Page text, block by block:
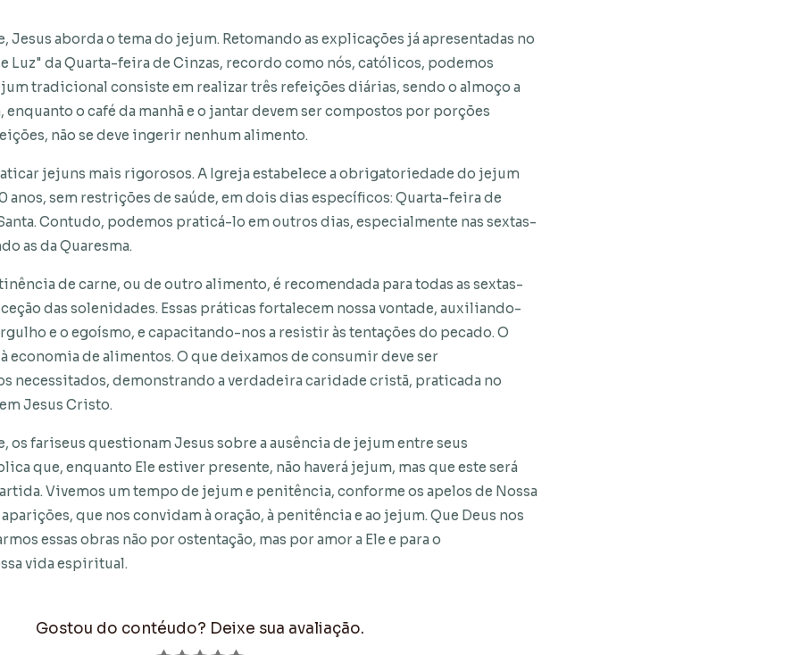
Jesus aborda o tema do jejum. Retomando as explicações já apresentadas no
Luz" da Quarta-feira de Cinzas, recordo como nós, católicos, podemos
tradicional consiste em realizar três refeições diárias, sendo o almoço a
o café da manhã e o jantar devem ser compostos por porções
não se deve ingerir nenhum alimento.
jejuns mais rigorosos. A Igreja estabelece a obrigatoriedade do jejum
anos, sem restrições de saúde, em dois dias específicos: Quarta-feira de
Contudo, podemos praticá-lo em outros dias, especialmente nas sextas-
as da Quaresma.
de carne, ou de outro alimento, é recomendada para todas as sextas-
das solenidades. Essas práticas fortalecem nossa vontade, auxiliando-
e o egoísmo, e capacitando-nos a resistir às tentações do pecado. O
economia de alimentos. O que deixamos de consumir deve ser
necessitados, demonstrando a verdadeira caridade cristã, praticada no
Jesus Cristo.
os fariseus questionam Jesus sobre a ausência de jejum entre seus
que, enquanto Ele estiver presente, não haverá jejum, mas que este será
Vivemos um tempo de jejum e penitência, conforme os apelos de Nossa
que nos convidam à oração, à penitência e ao jejum. Que Deus nos
essas obras não por ostentação, mas por amor a Ele e para o
vida espiritual.